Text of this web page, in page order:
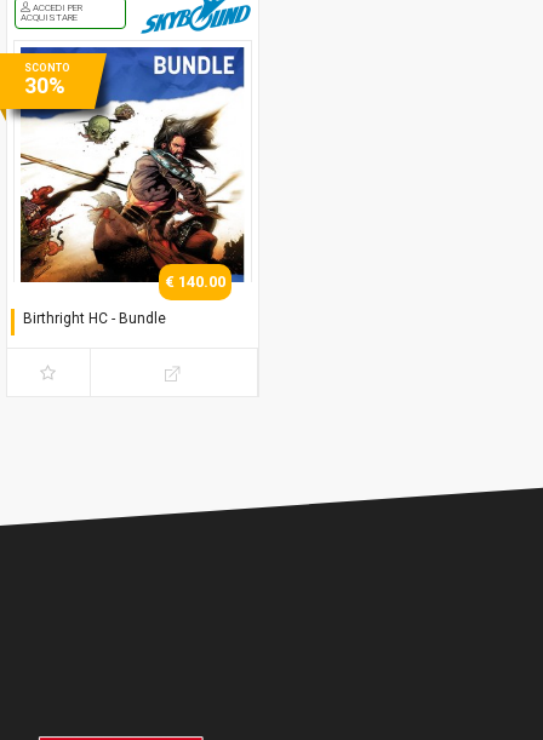
ACCEDI PER
ACQUISTARE
Birthright HC - Bundle
€ 140.00
SCONTO
30%